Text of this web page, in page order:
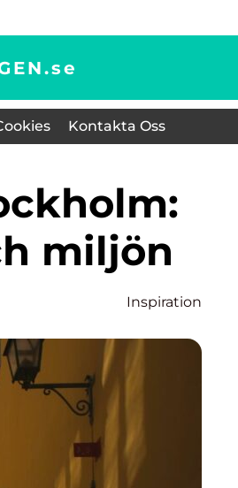
se
Kontakta Oss
miljön
Inspiration